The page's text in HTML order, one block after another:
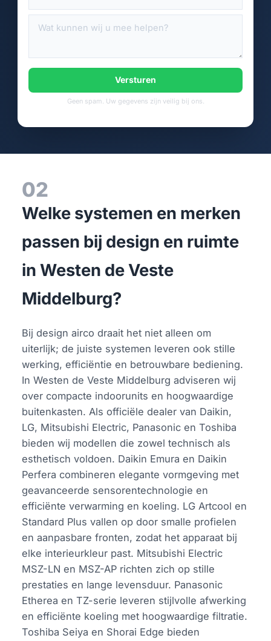
Versturen
Geen spam. Uw gegevens zijn veilig bij ons.
02
Welke systemen en merken
passen bij design en ruimte
in Westen de Veste
Middelburg?
Bij design airco draait het niet alleen om
uiterlijk; de juiste systemen leveren ook stille
werking, efficiëntie en betrouwbare bediening.
In Westen de Veste Middelburg adviseren wij
over compacte indoorunits en hoogwaardige
buitenkasten. Als officiële dealer van Daikin,
LG, Mitsubishi Electric, Panasonic en Toshiba
bieden wij modellen die zowel technisch als
esthetisch voldoen. Daikin Emura en Daikin
Perfera combineren elegante vormgeving met
geavanceerde sensorentechnologie en
efficiënte verwarming en koeling. LG Artcool en
Standard Plus vallen op door smalle profielen
en aanpasbare fronten, zodat het apparaat bij
elke interieurkleur past. Mitsubishi Electric
MSZ-LN en MSZ-AP richten zich op stille
prestaties en lange levensduur. Panasonic
Etherea en TZ-serie leveren stijlvolle afwerking
en efficiënte koeling met hoogwaardige filtratie.
Toshiba Seiya en Shorai Edge bieden